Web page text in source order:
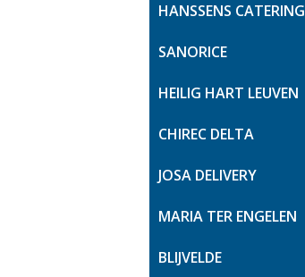
HANSSENS CATERING
SANORICE
HEILIG HART LEUVEN
CHIREC DELTA
JOSA DELIVERY
MARIA TER ENGELEN
BLIJVELDE